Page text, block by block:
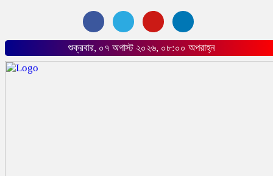
শুক্রবার, ০৭ অগাস্ট ২০২৬, ০৮:০০ অপরাহ্ন